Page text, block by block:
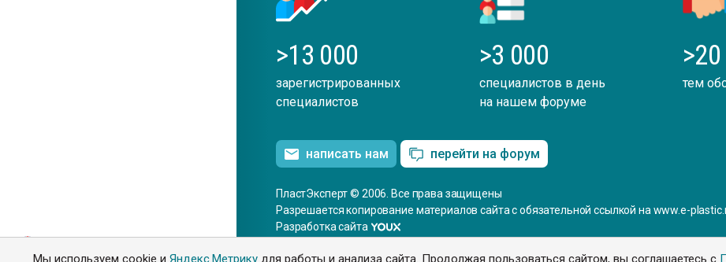
Мы используем cookie иЯндекс.Метрику для работы и анализа сайта. Продолжая пользоваться сайтом, вы соглашаетесь с
>13 000
зарегистрированных
специалистов
>3 000
специалистов в день
на нашем форуме
тем
написать нам перейти на форум
ПластЭксперт © 2006. Все права защищены
Разрешается копирование материалов сайта с обязательной ссылкой на www.e-
Разработка сайта